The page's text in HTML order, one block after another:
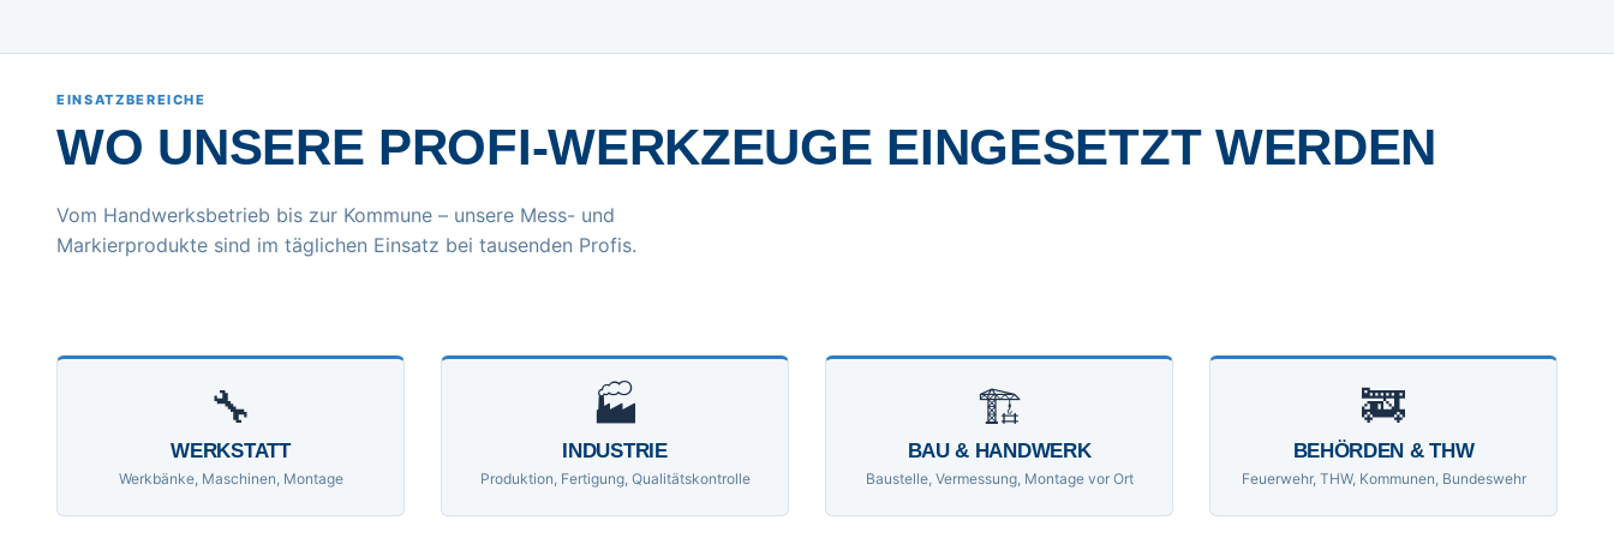
EINSATZBEREICHE
WO UNSERE PROFI-WERKZEUGE EINGESETZT WERDEN
Vom Handwerksbetrieb bis zur Kommune – unsere Mess- und
Markierprodukte sind im täglichen Einsatz bei tausenden Profis.
🔧
WERKSTATT
Werkbänke, Maschinen, Montage
🏭
INDUSTRIE
Produktion, Fertigung, Qualitätskontrolle
🏗
BAU & HANDWERK
Baustelle, Vermessung, Montage vor Ort
🚒
BEHÖRDEN & THW
Feuerwehr, THW, Kommunen, Bundeswehr